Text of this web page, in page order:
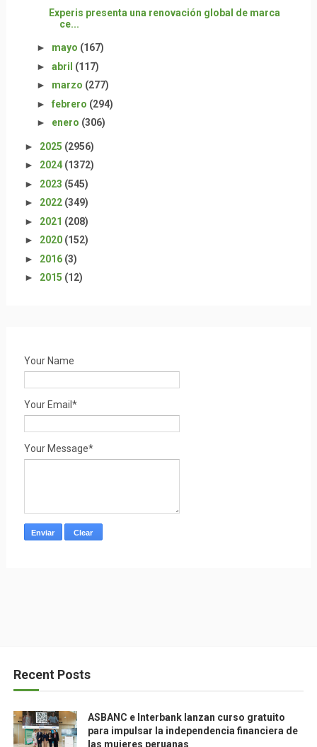
Experis presenta una renovación global de marca
ce...
► mayo (167)
► abril (117)
► marzo (277)
► febrero (294)
► enero (306)
► 2025 (2956)
► 2024 (1372)
► 2023 (545)
► 2022 (349)
► 2021 (208)
► 2020 (152)
► 2016 (3)
► 2015 (12)
Your Name
Your Email*
Your Message*
Recent Posts
ASBANC e Interbank lanzan curso gratuito
para impulsar la independencia financiera de
las mujeres peruanas